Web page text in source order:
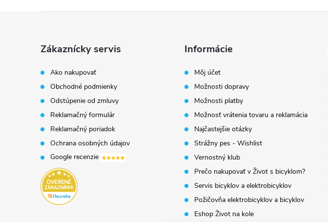
Zákaznícky servis
Ako nakupovať
Obchodné podmienky
Odstúpenie od zmluvy
Reklamačný formulár
Reklamačný poriadok
Ochrana osobných údajov
Google recenzie
Informácie
Môj účet
Možnosti dopravy
Možnosti platby
Možnosť vrátenia tovaru a reklamácia
Najčastejšie otázky
Strážny pes - Wishlist
Vernostný klub
Prečo nakupovať v Život s bicyklom?
Servis bicyklov a elektrobicyklov
Požičovňa elektrobicyklov a bicyklov
Eshop Život na kole